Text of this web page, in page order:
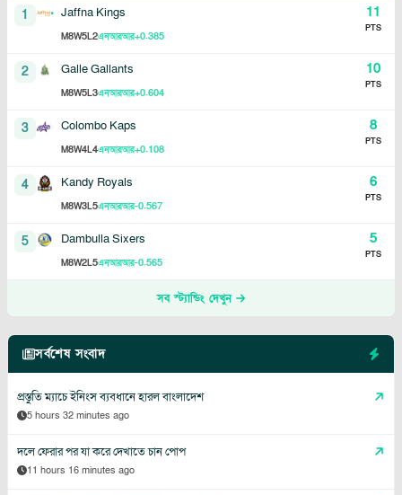
1 Jaffna Kings
M8W5L2এনআরআর+0.385
11
PTS
2 Galle Gallants
M8W5L3এনআরআর+0.604
10
PTS
3 Colombo Kaps
M8W4L4এনআরআর+0.108
8
PTS
4 Kandy Royals
M8W3L5এনআরআর-0.567
6
PTS
5 Dambulla Sixers
M8W2L5এনআরআর-0.565
5
PTS
সব স্ট্যান্ডিং দেখুন
সর্বশেষ সংবাদ
প্রস্তুতি ম্যাচে ইনিংস ব্যবধানে হারল বাংলাদেশ
5 hours 32 minutes ago
দলে ফেরার পর যা করে দেখাতে চান পোপ
11 hours 16 minutes ago